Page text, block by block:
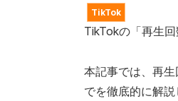
TikTok
TikTokの「再生
本記事では、再
でを徹底的に解説